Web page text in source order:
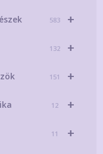
+
583
+
132
+
151
+
12
+
11